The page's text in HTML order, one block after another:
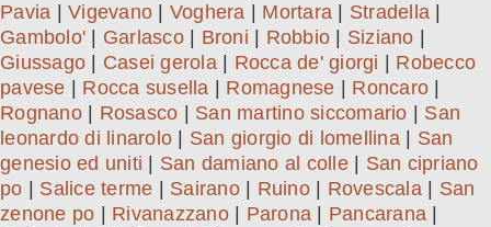
Pavia Vigevano Voghera Mortara Stradella
Gambolo'
Garlasco| Broni Robbio Siziano
Giussago
Casei gerola| Rocca de' giorgi
Robecco
pavese
Rocca susella Romagnese Roncaro
Rognano| Rosasco San martino siccomario
San
leonardo di linarolo
San giorgio di lomellina| San
genesio ed uniti
San damiano al colle| San cipriano
po
Salice terme Sairano| Ruino| Rovescala| San
zenone po
Rivanazzano| Parona Pancarana